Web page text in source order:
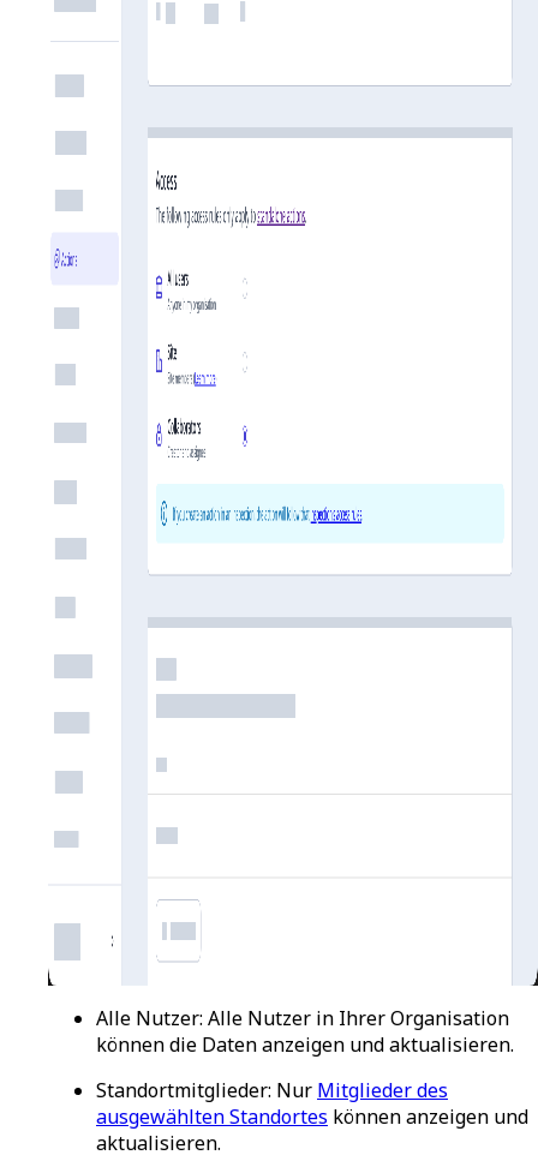
Alle Nutzer: Alle Nutzer in Ihrer Organisation
können die Daten anzeigen und aktualisieren.
Standortmitglieder: Nur Mitglieder des
ausgewählten Standortes können anzeigen und
aktualisieren.